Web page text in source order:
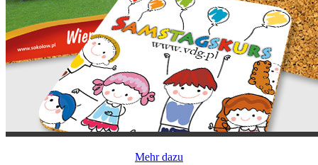
Mehr dazu